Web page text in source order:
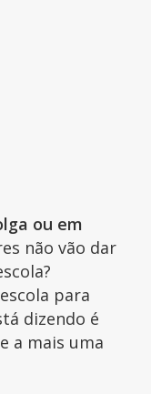
ou em
não vão dar
para
dizendo é
a mais uma